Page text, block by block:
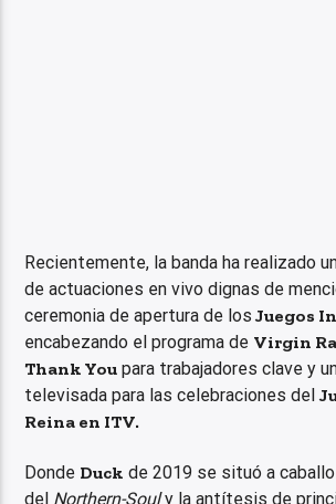
Recientemente, la banda ha realizado
de actuaciones en vivo dignas de
ceremonia de apertura de los Juegos
encabezando el programa de Virgin
Thank You para trabajadores clave y
televisada para las celebraciones del
Reina en ITV.
Donde Duck de 2019 se situó a
del Northern-Souly la antítesis de